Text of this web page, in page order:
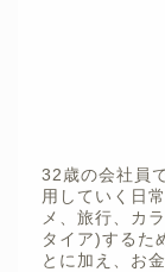
32歳の会社員
用していく日
メ、旅行、カ
タイア)するた
とに加え、お